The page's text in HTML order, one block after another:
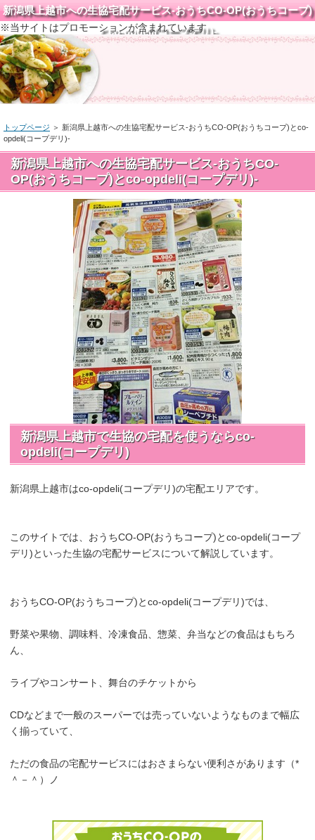
新潟県上越市への生協宅配サービス-おうちCO-OP(おうちコープ)
とco-opdeli(コープデリ)-
※当サイトはプロモーションが含まれています
トップページ ＞ 新潟県上越市への生協宅配サービス-おうちCO-OP(おうちコープ)とco-
opdeli(コープデリ)-
新潟県上越市への生協宅配サービス-おうちCO-
OP(おうちコープ)とco-opdeli(コープデリ)-
新潟県上越市で生協の宅配を使うならco-
opdeli(コープデリ)
新潟県上越市はco-opdeli(コープデリ)の宅配エリアです。
このサイトでは、おうちCO-OP(おうちコープ)とco-opdeli(コープ
デリ)といった生協の宅配サービスについて解説しています。
おうちCO-OP(おうちコープ)とco-opdeli(コープデリ)では、
野菜や果物、調味料、冷凍食品、惣菜、弁当などの食品はもちろ
ん、
ライブやコンサート、舞台のチケットから
CDなどまで一般のスーパーでは売っていないようなものまで幅広
く揃っていて、
ただの食品の宅配サービスにはおさまらない便利さがあります（*
＾－＾）ノ